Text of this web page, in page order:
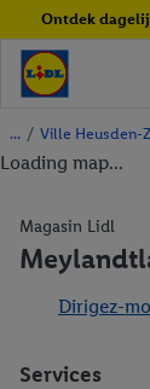
Ontdek
/ Ville Heusden-
Loading map...
Magasin Lidl
Dirigez-
Services